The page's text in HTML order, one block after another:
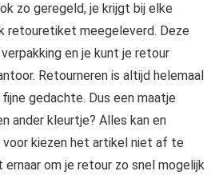
zo geregeld, je krijgt bij elke
retouretiket meegeleverd. Deze
en je kunt je retour
Retourneren is altijd helemaal
gedachte. Dus een maatje
ander kleurtje? Alles kan en
voor kiezen het artikel niet af te
om je retour zo snel mogelijk